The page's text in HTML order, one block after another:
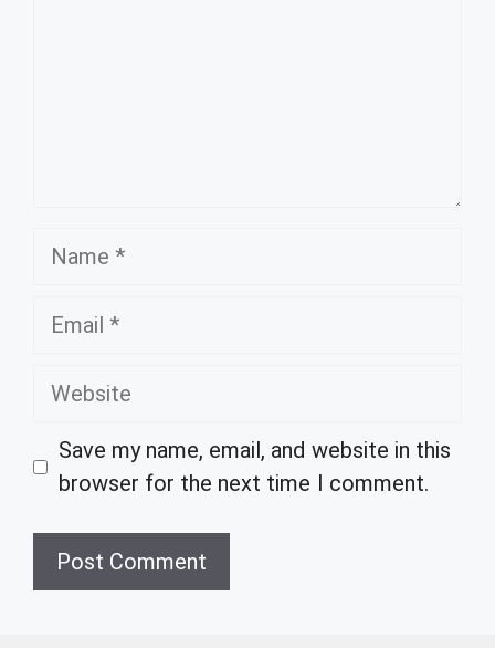
Name
Email
Website
Save my name, email, and website in this
browser for the next time I comment.